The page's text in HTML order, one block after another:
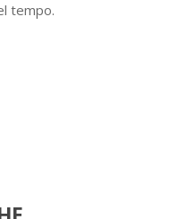
tempo.